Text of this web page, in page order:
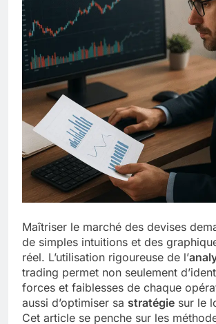
Maîtriser le marché des devises
de simples intuitions et des
réel. L’utilisation rigoureuse de l’
trading permet non seulement
forces et faiblesses de chaque
aussi d’optimiser sa stratégie sur le
Cet article se penche sur les